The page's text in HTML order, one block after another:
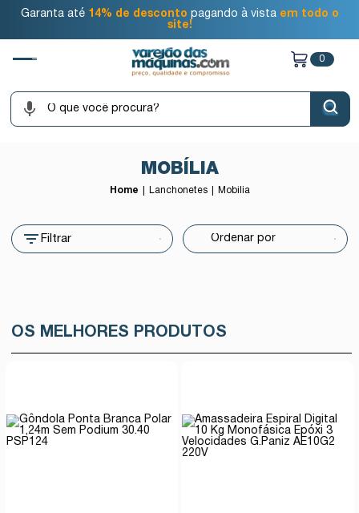
Garanta até 14% de desconto pagando à vista em todo o
site!
0
MOBÍLIA
Home Lanchonetes Mobília
Filtrar
OS MELHORES PRODUTOS